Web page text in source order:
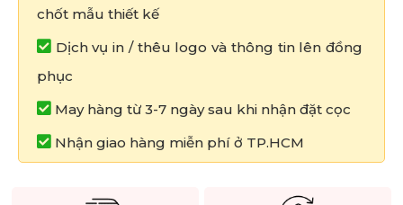
chốt mẫu thiết kế
Dịch vụ in / thêu logo và thông tin lên đồng
phục
May hàng từ 3-7 ngày sau khi nhận đặt cọc
Nhận giao hàng miễn phí ở TP.HCM